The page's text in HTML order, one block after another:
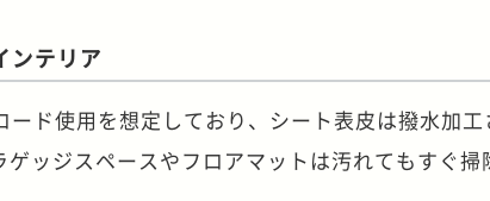
ンテリア
ド使用を想定しており、シート表皮は撥水加
ッジスペースやフロアマットは汚れてもすぐ掃